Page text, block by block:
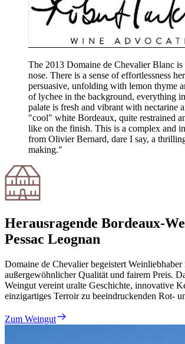
The 2013 Domaine de Chevalier Blanc
nose. There is a sense of effortlessness
persuasive, unfolding with lemon thyme
of lychee in the background, everything
palate is fresh and vibrant with nectarine
"cool" white Bordeaux, quite restrained
like on the finish. This is a complex and
from Olivier Bernard, dare I say, a
making."
Herausragende Bordeaux-
Pessac Leognan
Domaine de Chevalier begeistert Weinliebhaber
außergewöhnlicher Qualität und fairem Preis.
Weingut vereint uralte Geschichte, innovative
einzigartiges Terroir zu beeindruckenden Rot-
Zum Weingut